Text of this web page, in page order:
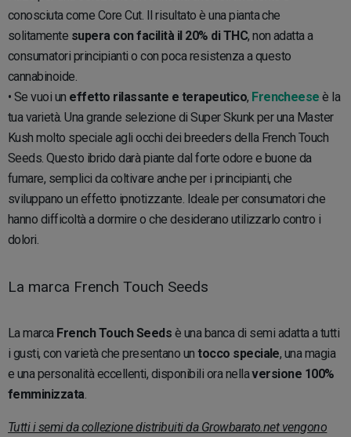
conosciuta come Core Cut. Il risultato è una pianta che
solitamente supera con facilità il 20% di THC, non adatta a
consumatori principianti o con poca resistenza a questo
cannabinoide.
• Se vuoi un effetto rilassante e terapeutico, Frencheese è la
tua varietà. Una grande selezione di Super Skunk per una Master
Kush molto speciale agli occhi dei breeders della French Touch
Seeds. Questo ibrido darà piante dal forte odore e buone da
fumare, semplici da coltivare anche per i principianti, che
sviluppano un effetto ipnotizzante. Ideale per consumatori che
hanno difficoltà a dormire o che desiderano utilizzarlo contro i
dolori.
La marca French Touch Seeds
La marca French Touch Seeds è una banca di semi adatta a tutti
i gusti, con varietà che presentano untocco speciale, una magia
e una personalità eccellenti, disponibili ora nellaversione 100%
femminizzata.
Tutti i semi da collezione distribuiti da Growbarato.net vengono